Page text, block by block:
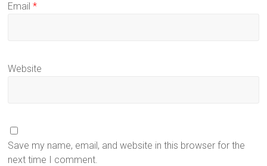
Email*
Website
Save my name, email, and website in this browser for the
next time I comment.